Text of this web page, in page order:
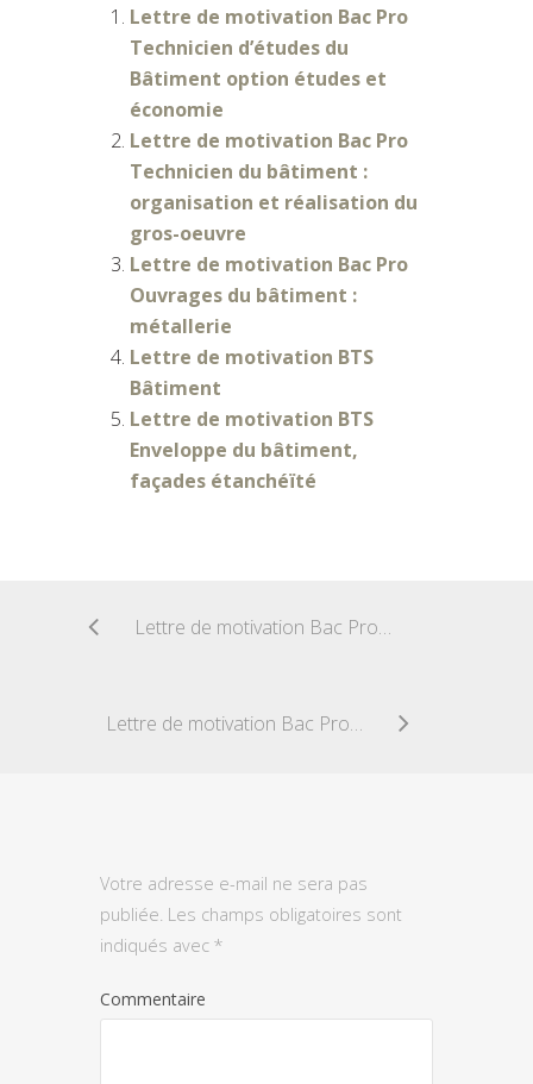
Lettre de motivation Bac Pro
Technicien d’études du
Bâtiment option études et
économie
Lettre de motivation Bac Pro
Technicien du bâtiment :
organisation et réalisation du
gros-oeuvre
Lettre de motivation Bac Pro
Ouvrages du bâtiment :
métallerie
Lettre de motivation BTS
Bâtiment
Lettre de motivation BTS
Enveloppe du bâtiment,
façades étanchéïté
Lettre de motivation Bac Pro Technicien d’études du Bâtiment option études et économie
Lettre de motivation Bac Pro Technicien du bâtiment : organisation et réalisation du gros-oeuvre
Votre adresse e-mail ne sera pas
publiée. Les champs obligatoires sont
indiqués avec *
Commentaire